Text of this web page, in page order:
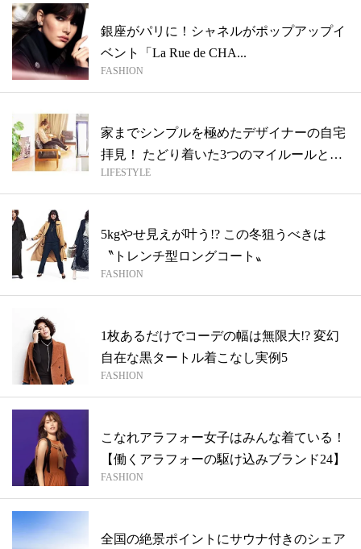
銀座がパリに！シャネルがポップアップイ
ベント「La Rue de CHA...
FASHION
家までシンプルを極めたデザイナーの自宅
拝見！ たどり着いた3つのマイルールと
は？
LIFESTYLE
5kgやせ見えが叶う!? この冬狙うべきは
〝トレンチ型ロングコート〟
FASHION
1枚あるだけでコーデの幅は無限大!? 変幻
自在な黒タートル着こなし実例5
FASHION
こなれアラフォー女子はみんな着ている！
【働くアラフォーの駆け込みブランド24】
FASHION
全国の絶景ポイントにサウナ付きのシェア